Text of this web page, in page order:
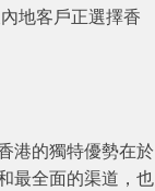
地客戶正選擇香
港的獨特優勢在於
最全面的渠道，也